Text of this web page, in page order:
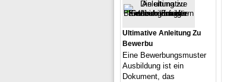
Ultimative Anleitung Zu
Bewerbu
Eine Bewerbungsmuster
Ausbildung ist ein
Dokument, das